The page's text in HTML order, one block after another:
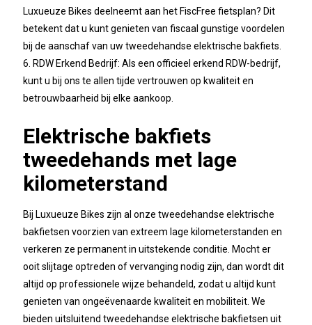
Luxueuze Bikes deelneemt aan het FiscFree fietsplan? Dit
betekent dat u kunt genieten van fiscaal gunstige voordelen
bij de aanschaf van uw tweedehandse elektrische bakfiets.
6. RDW Erkend Bedrijf: Als een officieel erkend RDW-bedrijf,
kunt u bij ons te allen tijde vertrouwen op kwaliteit en
betrouwbaarheid bij elke aankoop.
Elektrische bakfiets
tweedehands met lage
kilometerstand
Bij Luxueuze Bikes zijn al onze tweedehandse elektrische
bakfietsen voorzien van extreem lage kilometerstanden en
verkeren ze permanent in uitstekende conditie. Mocht er
ooit slijtage optreden of vervanging nodig zijn, dan wordt dit
altijd op professionele wijze behandeld, zodat u altijd kunt
genieten van ongeëvenaarde kwaliteit en mobiliteit. We
bieden uitsluitend tweedehandse elektrische bakfietsen uit